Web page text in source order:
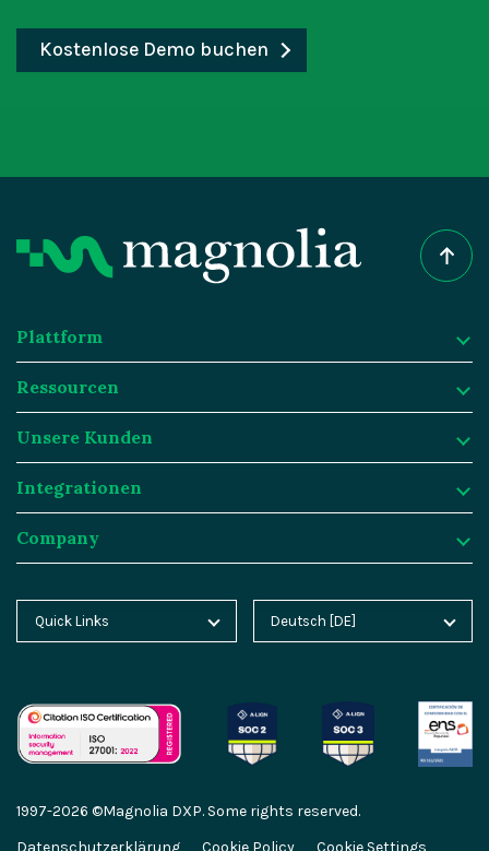
Kostenlose Demo buchen
Plattform
Plattform
Warum Magnolia DXP?
Content Management
Asset Management
KI Agenten
KI-Migration
Ressourcen
Ressourcen
Fallstudien
Blog
Analyst Reports
Events
Service & Support
Unsere Kunden
Unsere Kunden
Jobrad
Generali
Groupe Mutuel
Union Investment
Integrationen
Integrationen
SAP
Algolia
Netlify
Company
Über Magnolia DXP
Karriere
Partnerportal
Quick Links
Magnolia Home
Magnolia Docs
Magnolia Academy
Magnolia Marketplace
Deutsch [DE]
English [EN]
中文 [CN]
1997-2026 ©Magnolia DXP. Some rights reserved.